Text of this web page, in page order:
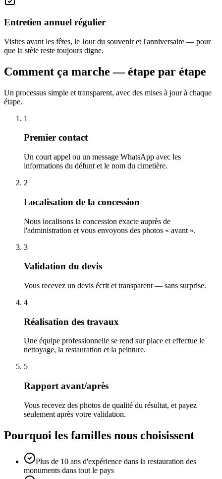
Entretien annuel régulier
Visites avant les fêtes, le Jour du souvenir et l'anniversaire — pour
que la stèle reste toujours digne.
Comment ça marche — étape par étape
Un processus simple et transparent, avec des mises à jour à chaque
étape.
1
Premier contact
Un court appel ou un message WhatsApp avec les
informations du défunt et le nom du cimetière.
2
Localisation de la concession
Nous localisons la concession exacte auprès de
l'administration et vous envoyons des photos « avant ».
3
Validation du devis
Vous recevez un devis écrit et transparent — sans surprise.
4
Réalisation des travaux
Une équipe professionnelle se rend sur place et effectue le
nettoyage, la restauration et la peinture.
5
Rapport avant/après
Vous recevez des photos de qualité du résultat, et payez
seulement après votre validation.
Pourquoi les familles nous choisissent
Plus de 10 ans d'expérience dans la restauration des
monuments dans tout le pays